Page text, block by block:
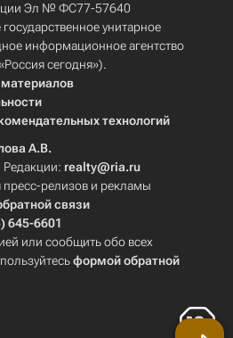
Эл № ФС77-57640
унитарное
информационное агентство
сегодня»).
технологий
А.В.
Редакции: realty@ria.ru
релизов и рекламы
связи
645-6601
или сообщить обо всех
формой обратной